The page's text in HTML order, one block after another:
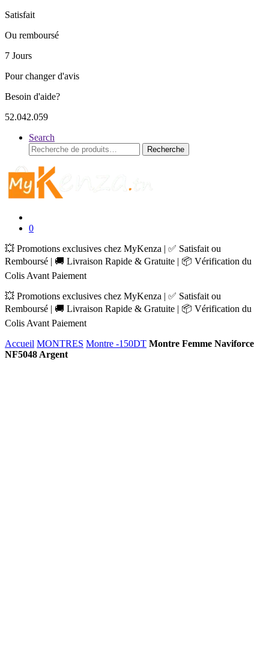
Satisfait
Ou remboursé
7 Jours
Pour changer d'avis
Besoin d'aide?
52.042.059
Search
Recherche
pour :
Recherche
0
💥 Promotions exclusives chez MyKenza | ✅ Satisfait ou
Remboursé | 🚚 Livraison Rapide & Gratuite | 📦 Vérification du
Colis Avant Paiement
💥 Promotions exclusives chez MyKenza | ✅ Satisfait ou
Remboursé | 🚚 Livraison Rapide & Gratuite | 📦 Vérification du
Colis Avant Paiement
Accueil MONTRES Montre -150DT Montre Femme Naviforce
NF5048 Argent